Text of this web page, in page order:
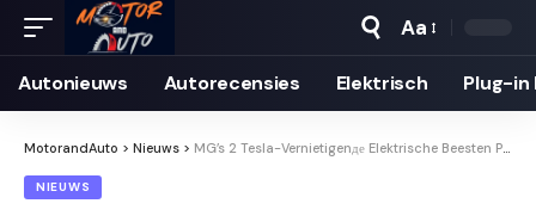
Aa
Autonieuws Auto­recensies Elektrisch Plug-in
MotorandAuto > Nieuws > MG’s 2 Tesla-Vernietigenде Elektrische Beesten Pakken Uit Met 767PK
NIEUWS